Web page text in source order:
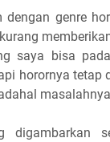
dengan genre
saya bisa
horornya tetap
digambarkan